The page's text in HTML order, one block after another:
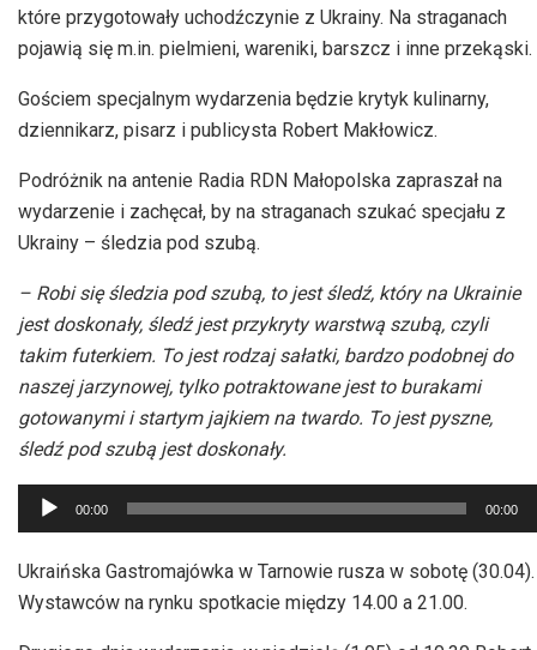
które przygotowały uchodźczynie z Ukrainy. Na straganach
pojawią się m.in. pielmieni, wareniki, barszcz i inne przekąski.
Gościem specjalnym wydarzenia będzie krytyk kulinarny,
dziennikarz, pisarz i publicysta Robert Makłowicz.
Podróżnik na antenie Radia RDN Małopolska zapraszał na
wydarzenie i zachęcał, by na straganach szukać specjału z
Ukrainy – śledzia pod szubą.
– Robi się śledzia pod szubą, to jest śledź, który na Ukrainie
jest doskonały, śledź jest przykryty warstwą szubą, czyli
takim futerkiem. To jest rodzaj sałatki, bardzo podobnej do
naszej jarzynowej, tylko potraktowane jest to burakami
gotowanymi i startym jajkiem na twardo. To jest pyszne,
śledź pod szubą jest doskonały.
Odtwarzacz
plików
dźwiękowych
00:00 00:00
Ukraińska Gastromajówka w Tarnowie rusza w sobotę (30.04).
Wystawców na rynku spotkacie między 14.00 a 21.00.